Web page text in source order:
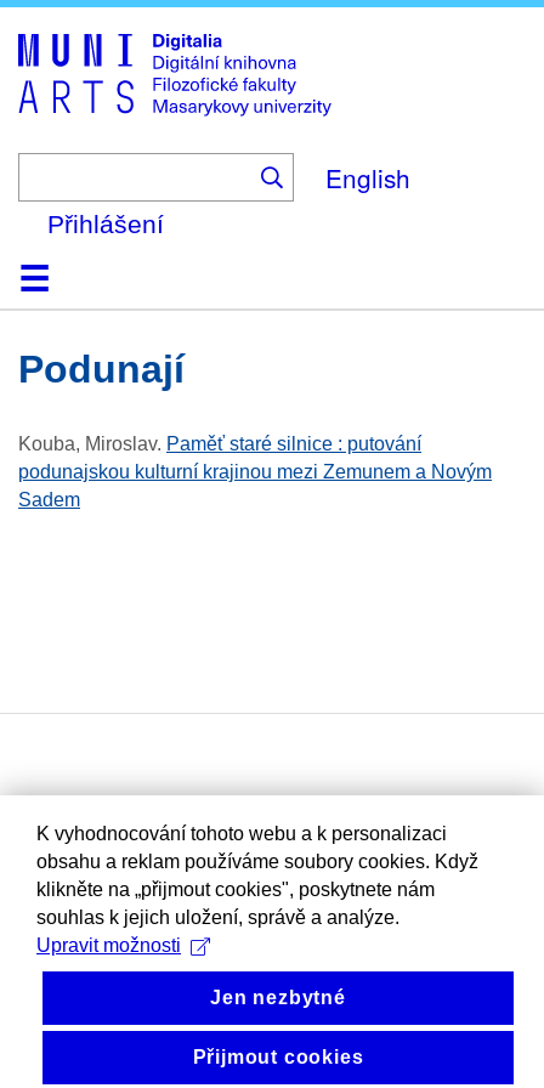
to
main
content
English
Přihlášení
DomůKolekce
Prohlížení
Vyhledávání
O platformě
Nápověda
KontaktDigitalia
Podunají
Kouba, Miroslav. Paměť staré silnice : putování
podunajskou kulturní krajinou mezi Zemunem a Novým
Sadem
K vyhodnocování tohoto webu a k personalizaci
obsahu a reklam používáme soubory cookies. Když
klikněte na „přijmout cookies", poskytnete nám
souhlas k jejich uložení, správě a analýze.
Upravit možnosti
Jen nezbytné
Přijmout cookies